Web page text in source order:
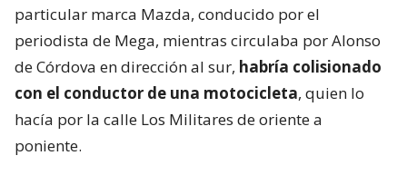
particular marca Mazda, conducido por el
periodista de Mega, mientras circulaba por Alonso
de Córdova en dirección al sur, habría colisionado
con el conductor de una motocicleta, quien lo
hacía por la calle Los Militares de oriente a
poniente.